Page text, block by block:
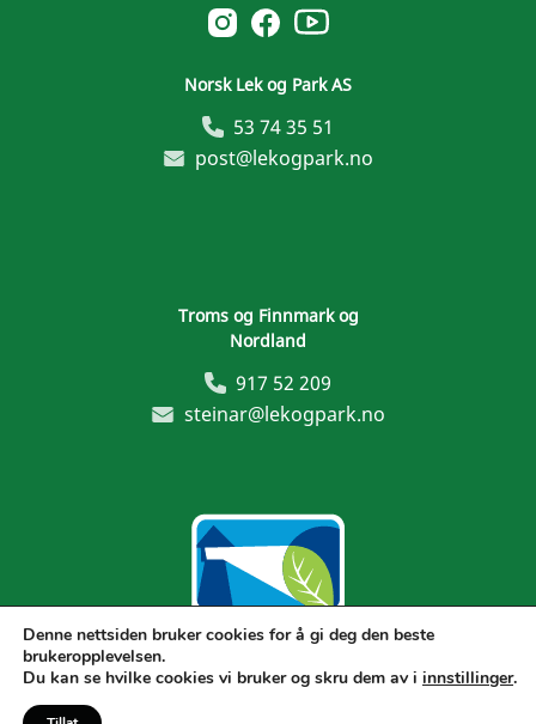
Norsk Leg & Park instagram
Norsk Leg & Park facebook
Norsk Leg & Park youtube
Norsk Lek og Park AS
53 74 35 51
post@lekogpark.no
Troms og Finnmark og
Nordland
917 52 209
steinar@lekogpark.no
Denne nettsiden bruker cookies for å gi deg den beste
brukeropplevelsen.
Du kan se hvilke cookies vi bruker og skru dem av i innstillinger.